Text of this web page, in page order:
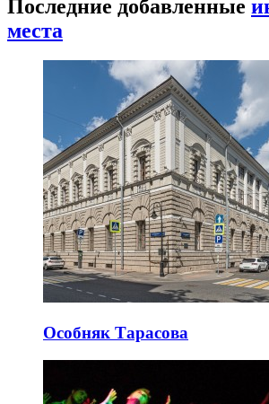
Последние добавленные
места
Особняк Тарасова